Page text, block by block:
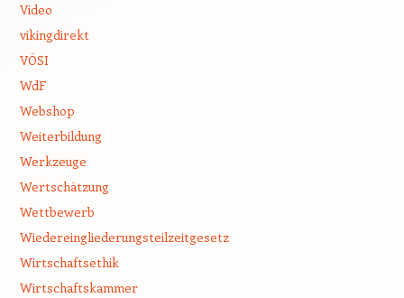
Video
vikingdirekt
VÖSI
WdF
Webshop
Weiterbildung
Werkzeuge
Wertschätzung
Wettbewerb
Wiedereingliederungsteilzeitgesetz
Wirtschaftsethik
Wirtschaftskammer